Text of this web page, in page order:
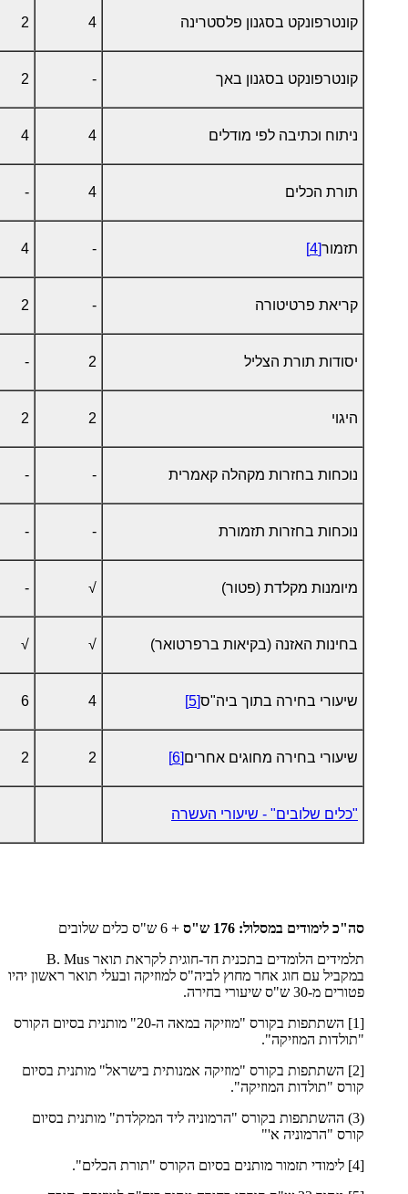
קונטרפונקט בסגנון פלסטרינה 4
2
קונטרפונקט בסגנון באך -
2
ניתוח וכתיבה לפי מודלים 4
4
תורת הכלים 4
-
תזמור[4]
-
4
קריאת פרטיטורה -
2
יסודות תורת הצליל 2
-
היגוי 2
2
נוכחות בחזרות מקהלה קאמרית -
-
נוכחות בחזרות תזמורת -
-
מיומנות מקלדת (פטור) √
-
בחינות האזנה (בקיאות ברפרטואר) √
√
שיעורי בחירה בתוך ביה"ס[5]
4
6
שיעורי בחירה מחוגים אחרים[6]
2
2
"כלים שלובים" - שיעורי העשרה
סה"כ לימודים במסלול: 176 ש"ס
+ 6 ש"ס כלים שלובים
תלמידים הלומדים בתכנית חד-חוגית לקראת תואר B. Mus
במקביל עם חוג אחר מחוץ לביה"ס למוזיקה ובעלי תואר ראשון יהיו
פטורים מ-30 ש"ס שיעורי בחירה.
[1] השתתפות בקורס "מוזיקה במאה ה-20" מותנית בסיום הקורס
"תולדות המוזיקה".
[2] השתתפות בקורס "מוזיקה אמנותית בישראל" מותנית בסיום
קורס "תולדות המוזיקה".
(3) ההשתתפות בקורס "הרמוניה ליד המקלדת" מותנית בסיום
קורס "הרמוניה א'"
[4] לימודי תזמור מותנים בסיום הקורס "תורת הכלים".